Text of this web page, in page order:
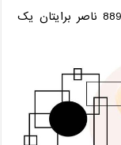
با رعایت این نکات، خرید صندلی پلاستیکی 889 ناصر برایتان یک